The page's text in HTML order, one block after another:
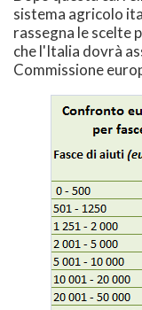
sistema agricolo
rassegna le scelte
che l'Italia dovrà
Commissione